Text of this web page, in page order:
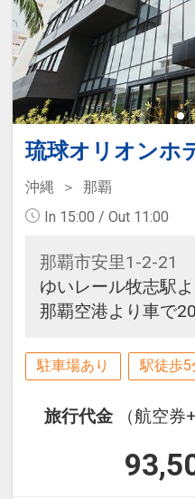
琉球オリオンホ
沖縄
那覇
In 15:00 / Out 11:00
那覇市安里1-2-21
ゆいレール牧志駅
那覇空港より車で
駐車場あり 駅徒歩5
旅行代金
（航空